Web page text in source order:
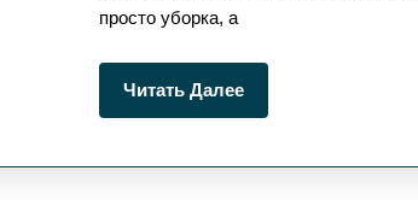
просто уборка, а
Читать ДалееЧитать
Далее